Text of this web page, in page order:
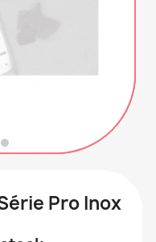
Pro Inox